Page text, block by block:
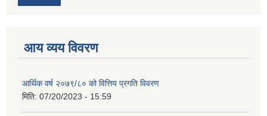
आय व्यय विवरण
आर्थिक वर्ष २०७९/८० को वित्तिय प्रगति विवरण
मिति: 07/20/2023 - 15:59